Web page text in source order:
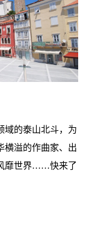
的泰山北斗，为
横溢的作曲家、出
靡世界……快来了